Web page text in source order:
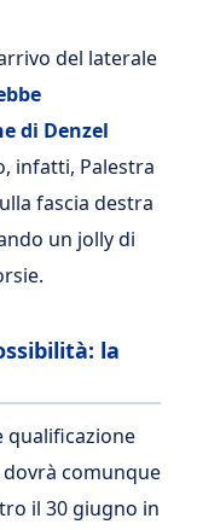
del laterale
di Denzel
infatti, Palestra
fascia destra
un jolly di
la
qualificazione
comunque
il 30 giugno in